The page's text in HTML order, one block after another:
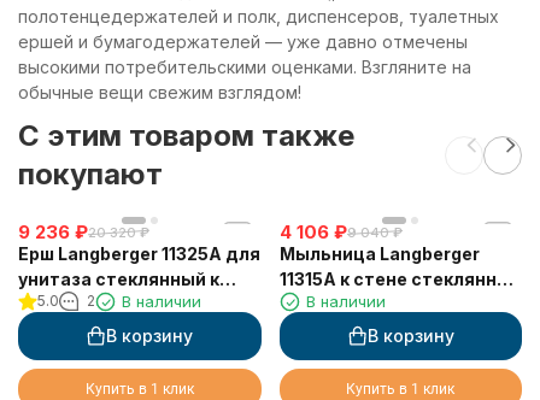
полотенцедержателей и полк, диспенсеров, туалетных
ершей и бумагодержателей — уже давно отмечены
высокими потребительскими оценками. Взгляните на
обычные вещи свежим взглядом!
C этим товаром также
покупают
9 236 ₽20 320 ₽
Ерш Langberger 11325A для
унитаза стеклянный к
стене квадратный
5.0 2 В наличии
В корзину
Купить в 1 клик
4 106 ₽9 040 ₽
Мыльница Langberger
11315A к стене стеклянная
квадратная
В наличии
В корзину
Купить в 1 клик